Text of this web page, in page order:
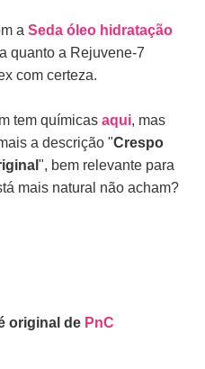
a Seda óleo hidratação
quanto a Rejuvene-7
com certeza.
tem químicas aqui, mas
a descrição "Crespo
", bem relevante para
mais natural não acham?
original de PnC